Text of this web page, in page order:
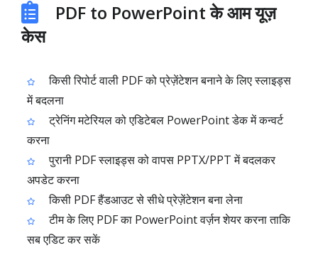
PDF to PowerPoint के आम यूज़
केस
किसी रिपोर्ट वाली PDF को प्रेज़ेंटेशन बनाने के लिए स्लाइड्स
में बदलना
ट्रेनिंग मटेरियल को एडिटेबल PowerPoint डेक में कन्वर्ट
करना
पुरानी PDF स्लाइड्स को वापस PPTX/PPT में बदलकर
अपडेट करना
किसी PDF हैंडआउट से सीधे प्रेज़ेंटेशन बना लेना
टीम के लिए PDF का PowerPoint वर्ज़न शेयर करना ताकि
सब एडिट कर सकें